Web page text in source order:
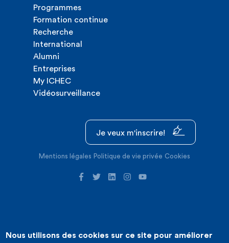
Programmes
Formation continue
Recherche
International
Alumni
Entreprises
My ICHEC
Vidéosurveillance
Je veux m'inscrire!
Mentions légales Politique de vie privée Cookies
©2026 ICHEC |Création de site internet : Expansion
Nous utilisons des cookies sur ce site pour améliorer